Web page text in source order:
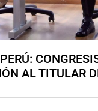
AL TITULAR